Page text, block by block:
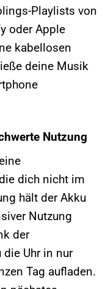
Playlists von
oder Apple
kabellosen
deine Musik
Nutzung
dich nicht im
hält der Akku
Nutzung
der
Uhr in nur
Tag aufladen.